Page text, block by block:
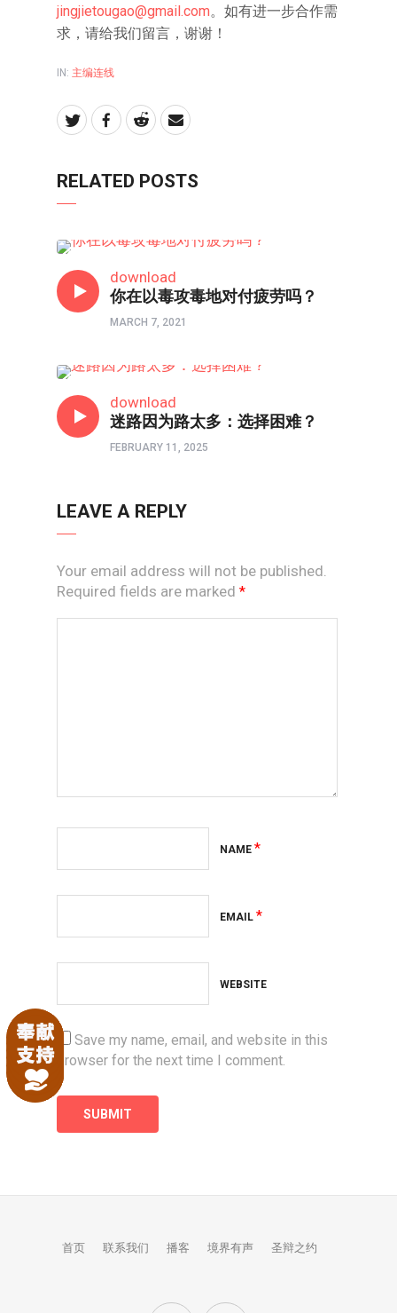
jingjietougao@gmail.com。如有进一步合作需
求，请给我们留言，谢谢！
IN: 主编连线
RELATED POSTS
download
你在以毒攻毒地对付疲劳吗？
MARCH 7, 2021
download
迷路因为路太多：选择困难？
FEBRUARY 11, 2025
LEAVE A REPLY
Your email address will not be published.
Required fields are marked *
NAME *
EMAIL *
WEBSITE
Save my name, email, and website in this
browser for the next time I comment.
首页 联系我们 播客 境界有声 圣辩之约